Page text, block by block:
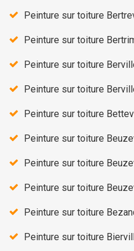
Peinture sur toiture
Peinture sur toiture
Peinture sur toiture
Peinture sur toiture
Peinture sur toiture
Peinture sur toiture
Peinture sur toiture
Peinture sur toiture
Peinture sur toiture
Peinture sur toiture